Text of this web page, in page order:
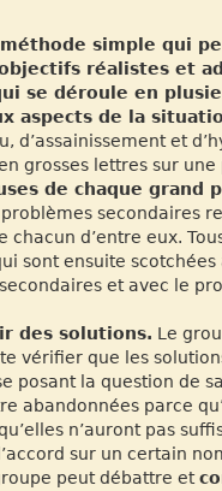
méthode simple qui
réalistes et
se déroule en
aspects de la
d’assainissement et
grosses lettres sur
de chaque grand
secondaires
chacun d’entre eux.
sont ensuite
et avec le
des solutions. Le
vérifier que les
posant la question de
abandonnées parce
n’auront pas
sur un certain
peut débattre et